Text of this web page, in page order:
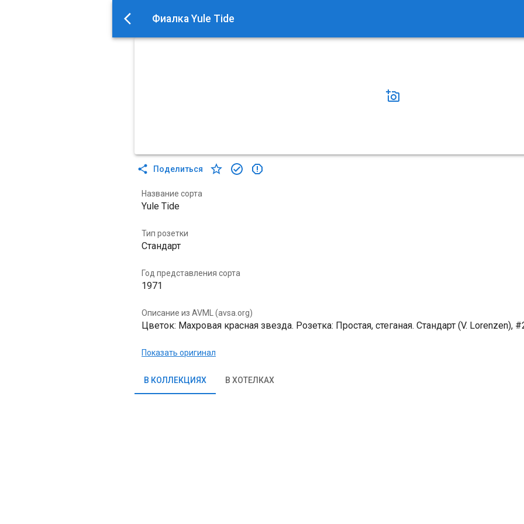
Фиалка Yule Tide
Поделиться
Название сорта
Yule Tide
Тип розетки
Стандарт
Год представления сорта
1971
Описание из AVML (avsa.org)
Цветок: Махровая красная звезда. Розетка: Простая, стеганая. Стандарт (V. Lorenzen),
Показать оригинал
В КОЛЛЕКЦИЯХ В ХОТЕЛКАХ